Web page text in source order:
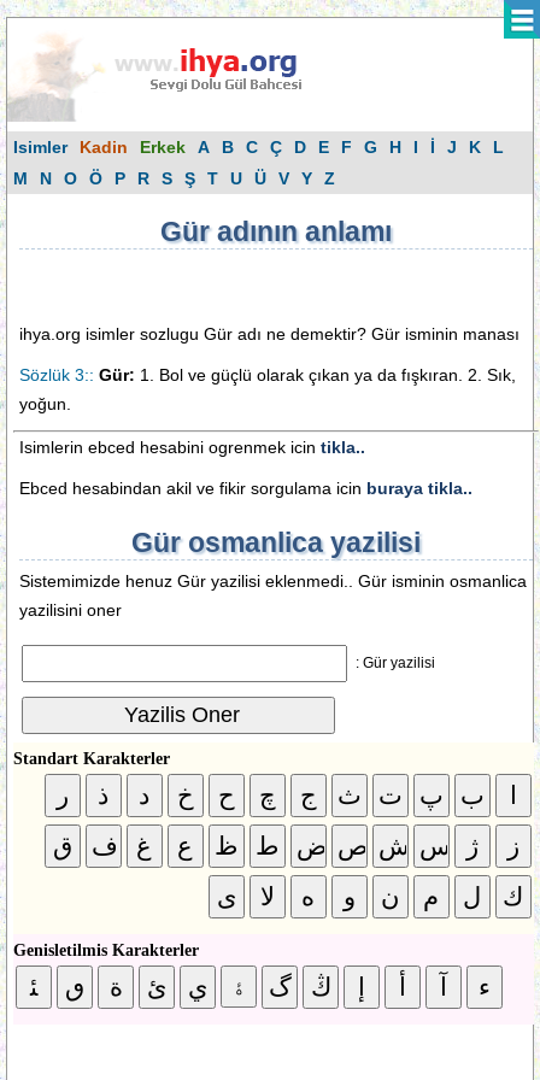
Isimler Kadin Erkek A B C Ç D E F G H I İ J K
L
M
N O Ö P R S Ş T U Ü V Y Z
Gür adının anlamı
ihya.org isimler sozlugu Gür adı ne demektir? Gür isminin manası
Sözlük 3:: Gür: 1. Bol ve güçlü olarak çıkan ya da fışkıran. 2. Sık,
yoğun.
Isimlerin ebced hesabini ogrenmek icin tikla..
Ebced hesabindan akil ve fikir sorgulama icin buraya tikla..
Gür osmanlica yazilisi
Sistemimizde henuz Gür yazilisi eklenmedi.. Gür isminin osmanlica
yazilisini oner
Gür yazilisi :
Standart Karakterler
Genisletilmis Karakterler